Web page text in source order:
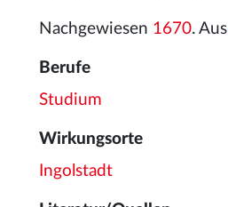
Nachgewiesen 1670. Aus
Berufe
Studium
Wirkungsorte
Ingolstadt